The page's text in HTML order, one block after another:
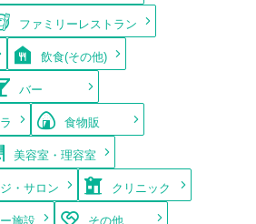
ファミリーレストラン
飲食(その他)
バー
食物販
美容室・理容室
・サロン クリニック
施設 その他